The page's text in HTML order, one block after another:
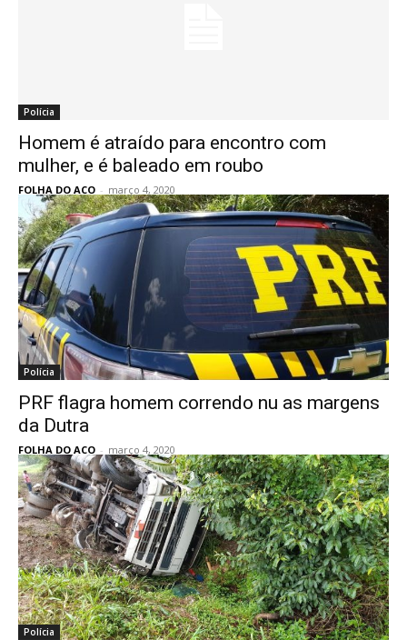
Polícia
Homem é atraído para encontro com
mulher, e é baleado em roubo
FOLHA DO ACO - março 4, 2020
Polícia
PRF flagra homem correndo nu as margens
da Dutra
FOLHA DO ACO - março 4, 2020
Polícia